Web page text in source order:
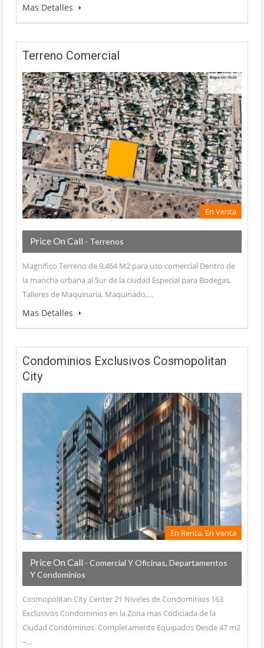
Mas Detalles
Terreno Comercial
En Venta
Price On Call - Terrenos
Magnifico Terreno de 9,464 M2 para uso comercial Dentro de
la mancha urbana al Sur de la ciudad Especial para Bodegas,
Talleres de Maquinaria, Maquinado,…
Mas Detalles
Condominios Exclusivos Cosmopolitan
City
En Renta, En Venta
Price On Call - Comercial Y Oficinas, Departamentos
Y Condominios
Cosmopolitan City Center 21 Niveles de Condominios 163
Exclusivos Condominios en la Zona mas Codiciada de la
Ciudad Condóminos Completamente Equipados Desde 47 m2
–…